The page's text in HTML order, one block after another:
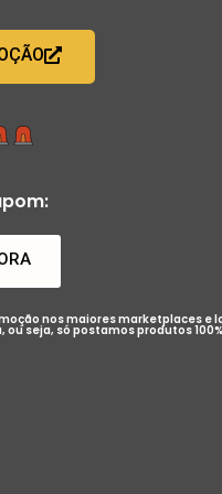
nos maiores marketplaces e
ou seja, só postamos produtos 100%